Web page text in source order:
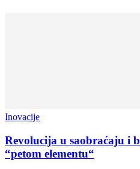
Inovacije
Revolucija u saobraćaju i
“petom elementu“